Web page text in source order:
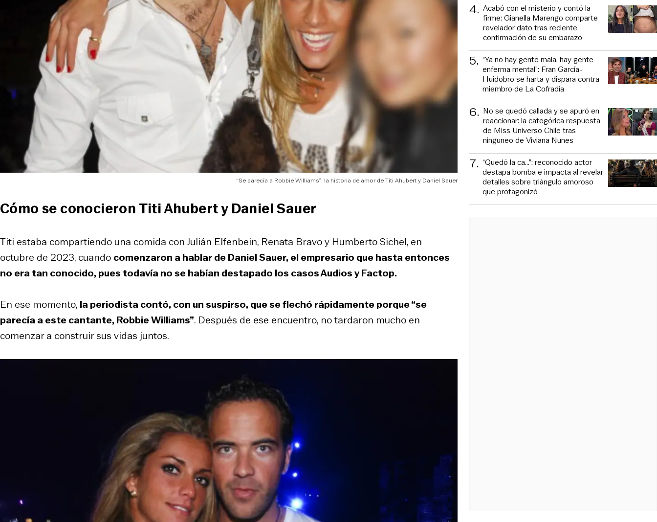
“Se parecía a Robbie Williams”: la historia de amor de Titi Ahubert y Daniel Sauer
Cómo se conocieron Titi Ahubert y Daniel Sauer
Titi estaba compartiendo una comida con Julián Elfenbein, Renata Bravo y Humberto Sichel, en
octubre de 2023, cuando comenzaron a hablar de Daniel Sauer, el empresario que hasta entonces
no era tan conocido, pues todavía no se habían destapado los casos Audios y Factop.
En ese momento, la periodista contó, con un suspirso, que se flechó rápidamente porque “se
parecía a este cantante, Robbie Williams”. Después de ese encuentro, no tardaron mucho en
comenzar a construir sus vidas juntos.
4. Acabó con el misterio y contó la
firme: Gianella Marengo comparte
revelador dato tras reciente
confirmación de su embarazo
5. “Ya no hay gente mala, hay gente
enferma mental”: Fran García-
Huidobro se harta y dispara contra
miembro de La Cofradía
6. No se quedó callada y se apuró en
reaccionar: la categórica respuesta
de Miss Universo Chile tras
ninguneo de Viviana Nunes
7. “Quedó la ca...”: reconocido actor
destapa bomba e impacta al revelar
detalles sobre triángulo amoroso
que protagonizó